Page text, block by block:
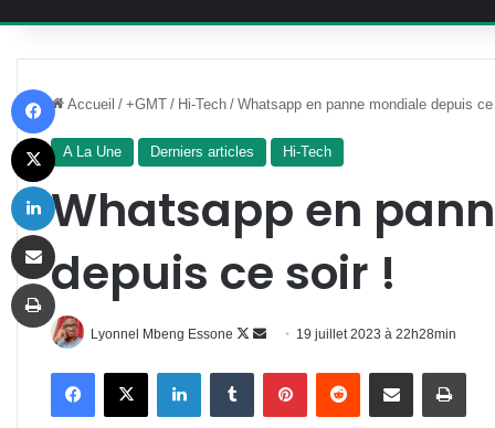
Accueil / +GMT / Hi-Tech / Whatsapp en panne mondiale depuis
A La Une Derniers articles Hi-Tech
Whatsapp en
depuis ce soir !
Lyonnel Mbeng Essone
Follow
Envoyer
courriel
19 juillet 2023 à 22h28min
FacebookX LinkedinTumblr PinterestReddit Partager par email
X
Imprimer